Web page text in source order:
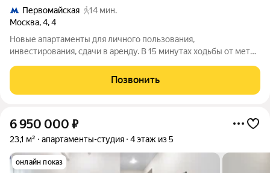
Первомайская
14 мин.
Москва,4,4
Новые апартаменты для личного пользования,
инвестирования, сдачи в аренду. В 15 минутах ходьбы от метро
м; 5-этажное кирпичное жилое здание с отдельной входной
группой в помещения-студии.
Позвонить
6 950 000 ₽
23,1 м² апартаменты-студия 4 этаж из 5
онлайн показ